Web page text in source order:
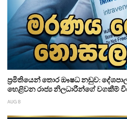
ප්‍රමිතියෙන් තොර ඖෂධ නඩුව:
හෙළිවන රාජ්‍ය නිලධාරීන්ගේ වගකීම්
AUG 8